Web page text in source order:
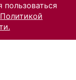
Политикой